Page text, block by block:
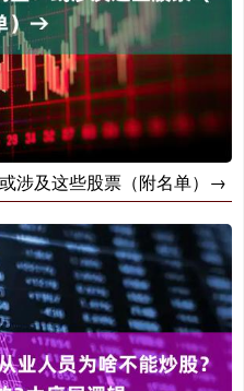
涉及这些股票（附名单）→